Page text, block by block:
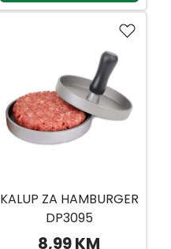
KALUP ZA HAMBURGER
DP3095
8,99 KM